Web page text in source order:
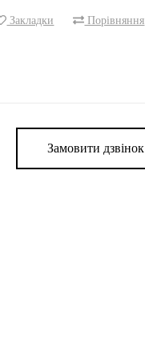
Закладки Порівняння
Замовити дзвінок